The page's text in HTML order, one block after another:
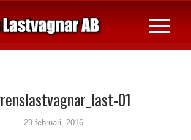
01
29 februari, 2016